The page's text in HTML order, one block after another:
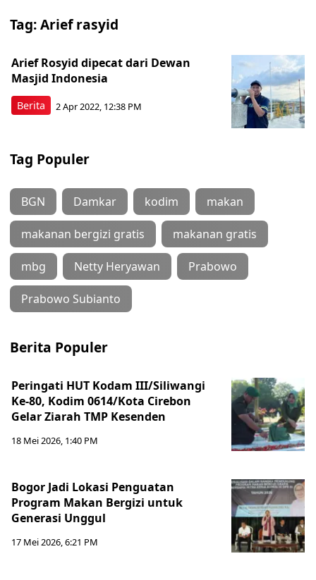
Tag:Arief rasyid
Berita
Arief Rosyid dipecat dari Dewan
Masjid Indonesia
2 Apr 2022, 12:38 PM
Tag Populer
BGN Damkar kodim makan
makanan bergizi gratis makanan gratis
mbg Netty Heryawan Prabowo
Prabowo Subianto
Berita Populer
Peringati HUT Kodam III/Siliwangi
Ke-80, Kodim 0614/Kota Cirebon
Gelar Ziarah TMP Kesenden
18 Mei 2026, 1:40 PM
Bogor Jadi Lokasi Penguatan
Program Makan Bergizi untuk
Generasi Unggul
17 Mei 2026, 6:21 PM